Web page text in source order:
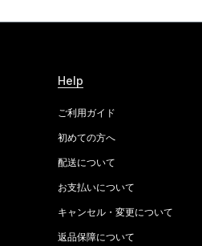
Help
ご利用ガイド
初めての方へ
配送について
お支払いについて
キャンセル・変更について
返品保障について